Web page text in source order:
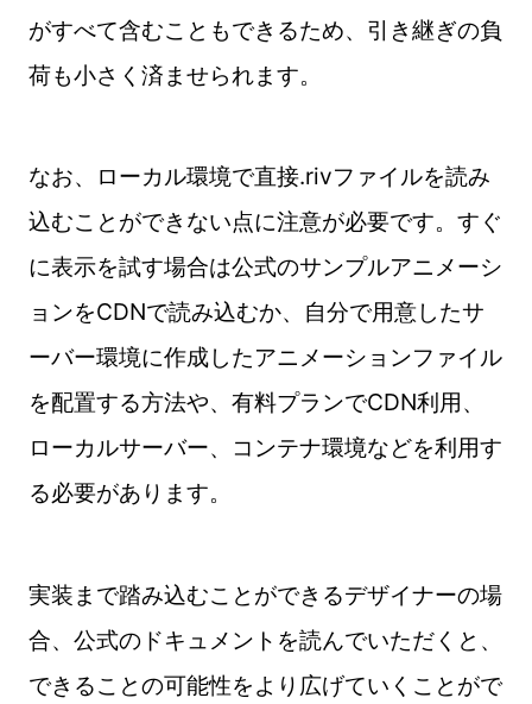
がすべて含むこともできるため、引き継ぎの負
荷も小さく済ませられます。
なお、ローカル環境で直接.rivファイルを読み
込むことができない点に注意が必要です。すぐ
に表示を試す場合は公式のサンプルアニメーシ
ョンをCDNで読み込むか、自分で用意したサ
ーバー環境に作成したアニメーションファイル
を配置する方法や、有料プランでCDN利用、
ローカルサーバー、コンテナ環境などを利用す
る必要があります。
実装まで踏み込むことができるデザイナーの場
合、公式のドキュメントを読んでいただくと、
できることの可能性をより広げていくことがで